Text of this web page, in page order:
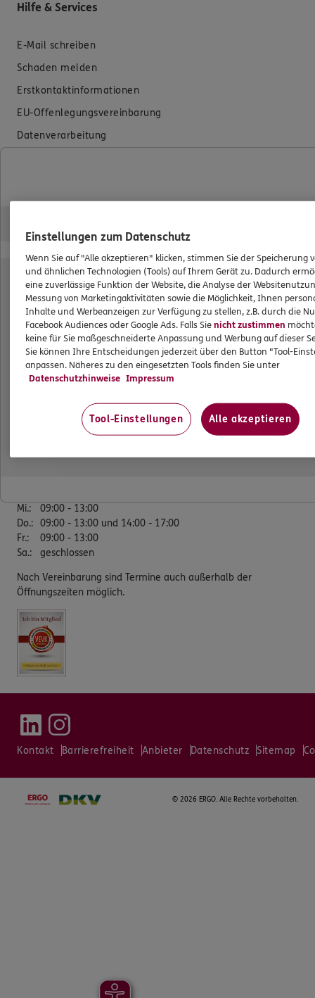
Hilfe & Services
E-Mail schreiben
Schaden melden
Erstkontaktinformationen
EU-Offenlegungsvereinbarung
Datenverarbeitung
Standorte
Teampartner
ERGO Versicherungsbüro Köpf e.K.
Bezirksdirektion
Ettensberger Str. 1
87544 Blaichach
08321/78040-0
08321/78040-10
Mi.:
09:00 - 13:00
Do.: 09:00 - 13:00 und 14:00 - 17:00
Fr.:
09:00 - 13:00
Sa.: geschlossen
Nach Vereinbarung sind Termine auch außerhalb der
Öffnungszeiten möglich.
Kontakt Barrierefreiheit Anbieter Datenschutz Sitemap
© 2026 ERGO. Alle Rechte vorbehalten.
Einstellungen zum Datenschutz
Wenn Sie auf "Alle akzeptieren" klicken, stimmen Sie der Speicherung
und ähnlichen Technologien (Tools) auf Ihrem Gerät zu. Dadurch
eine zuverlässige Funktion der Website, die Analyse der
Messung von Marketingaktivitäten sowie die Möglichkeit, Ihnen
Inhalte und Werbeanzeigen zur Verfügung zu stellen, z.B. durch die
Facebook Audiences oder Google Ads. Falls Sienicht zustimmen
keine für Sie maßgeschneiderte Anpassung und Werbung auf dieser
Sie können Ihre Entscheidungen jederzeit über den Button "Tool-
anpassen. Näheres zu den eingesetzten Tools finden Sie unter
Datenschutzhinweise Impressum
Tool-Einstellungen Alle akzeptieren